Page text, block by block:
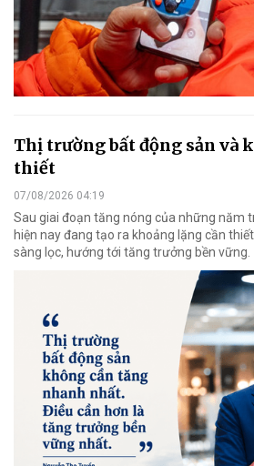
Thị trường bất động sản và
thiết
07/08/2026 04:19
Sau giai đoạn tăng nóng của những năm
hiện nay đang tạo ra khoảng lặng cần
sàng lọc, hướng tới tăng trưởng bền vững.